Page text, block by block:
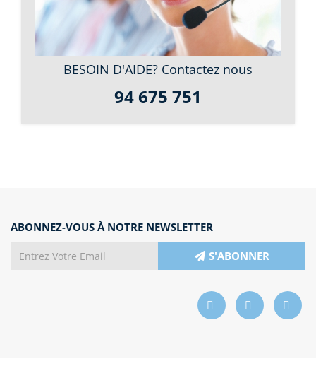
BESOIN D'AIDE? Contactez nous
94 675 751
ABONNEZ-VOUS À NOTRE NEWSLETTER
S'ABONNER